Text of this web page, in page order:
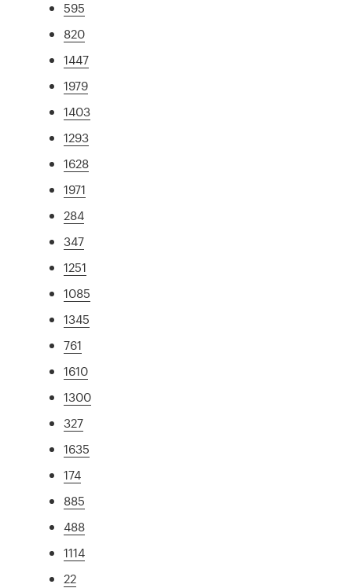
595
820
1447
1979
1403
1293
1628
1971
284
347
1251
1085
1345
761
1610
1300
327
1635
174
885
488
1114
22